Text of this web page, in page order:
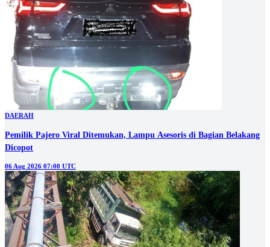
DAERAH
Pemilik Pajero Viral Ditemukan, Lampu Asesoris di Bagian Belakang
Dicopot
06 Aug 2026 07:00 UTC